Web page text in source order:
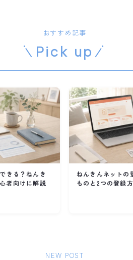
おすすめ記事
Pick up
きる？ねんき
者向けに解説
ねんきんネットの
ものと2つの登録
NEW POST